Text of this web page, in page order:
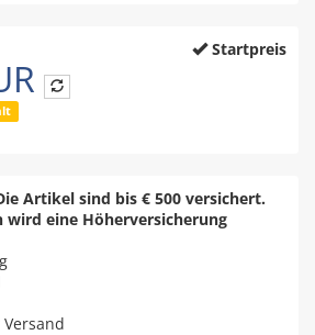
Startpreis
Artikel sind bis € 500 versichert.
wird eine Höherversicherung